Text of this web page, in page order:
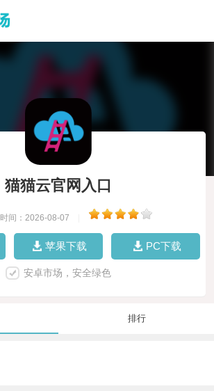
猫猫云官网入口
时间：2026-08-07
苹果下载 PC下载
安卓市场，安全绿色
排行